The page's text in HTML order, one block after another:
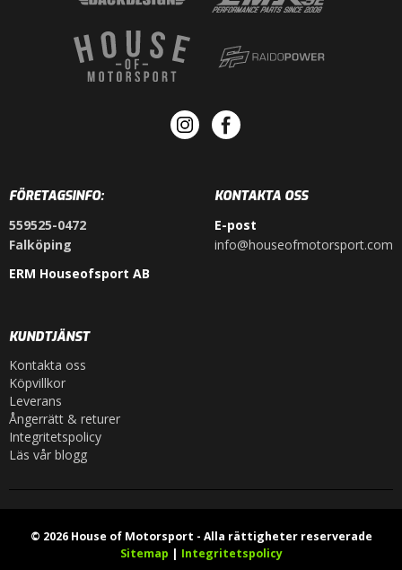
FÖRETAGSINFO:
559525-0472
Falköping
ERM Houseofsport AB
KONTAKTA OSS
E-post
info@houseofmotorsport.com
KUNDTJÄNST
Kontakta oss
Köpvillkor
Leverans
Ångerrätt & returer
Integritetspolicy
Läs vår blogg
© 2026 House of Motorsport - Alla rättigheter reserverade
Sitemap | Integritetspolicy